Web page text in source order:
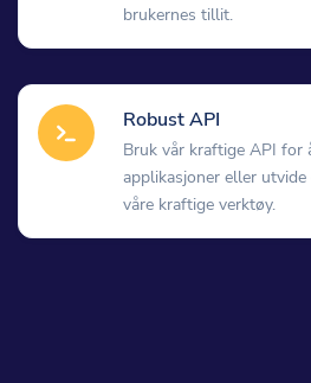
brukernes tillit.
Robust API
Bruk vår kraftige API for
applikasjoner eller
våre kraftige verktøy.